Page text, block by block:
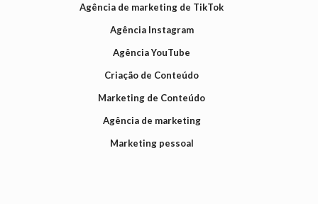
Agência de marketing de TikTok
Agência Instagram
Agência YouTube
Criação de Conteúdo
Marketing de Conteúdo
Agência de marketing
Marketing pessoal